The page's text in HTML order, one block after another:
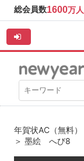
総会員数1600万人
年賀状AC（無料）
＞ 墨絵 へび8